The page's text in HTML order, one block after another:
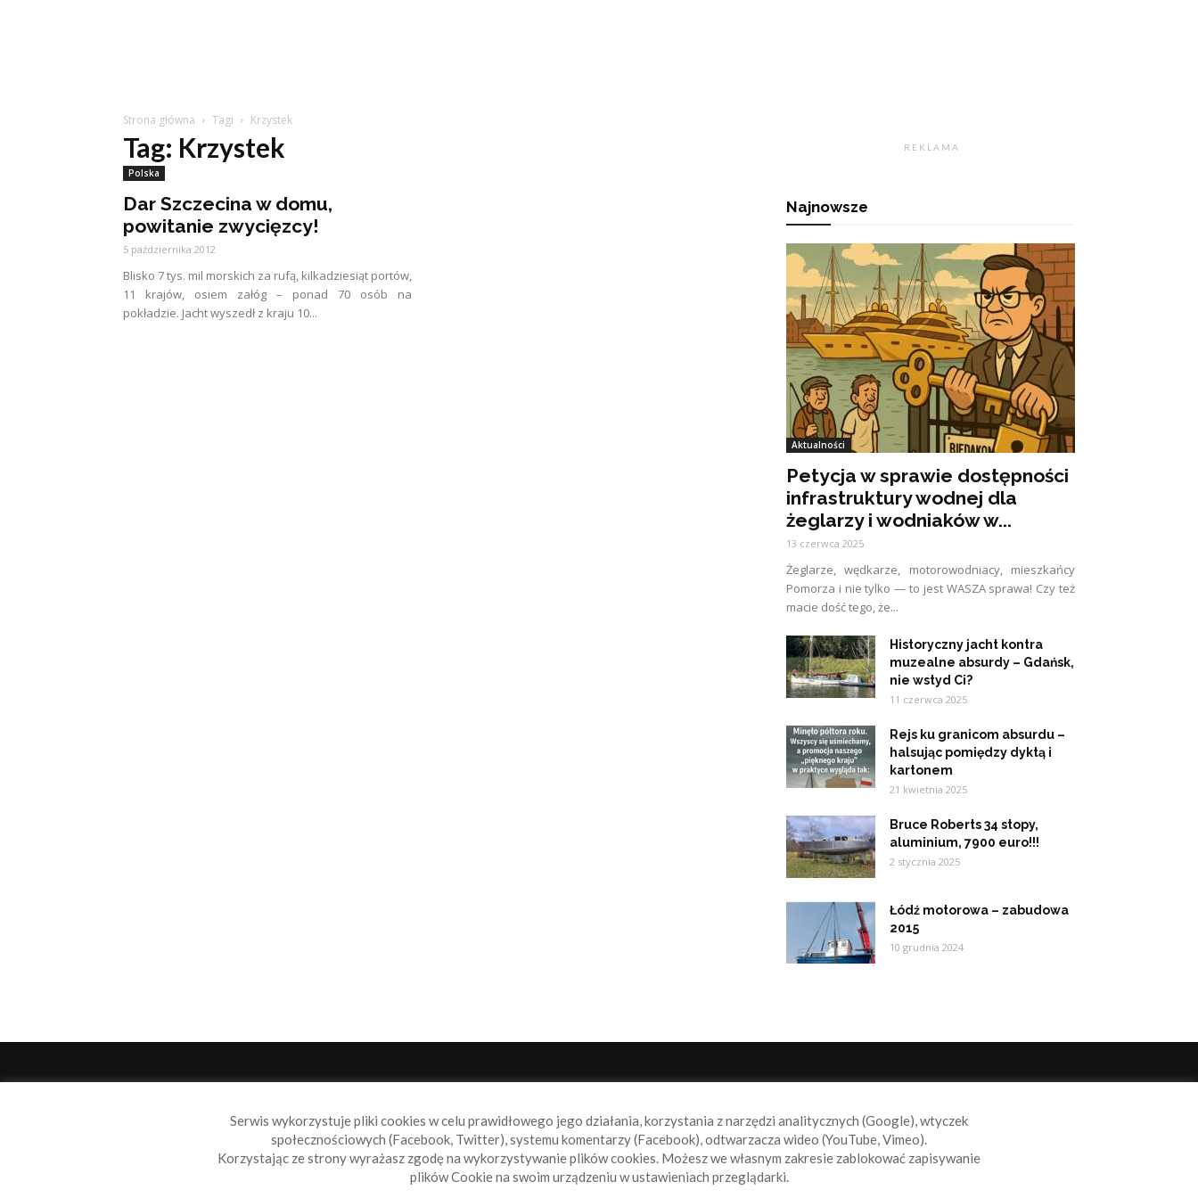
Strona główna Tagi Krzystek
Tag: Krzystek
Polska
Dar Szczecina w domu,
powitanie zwycięzcy!
5 października 2012
Blisko 7 tys. mil morskich za rufą, kilkadziesiąt portów,
11 krajów, osiem załóg – ponad 70 osób na
pokładzie. Jacht wyszedł z kraju 10...
R E K L A M A
Najnowsze
Aktualności
Petycja w sprawie dostępności
infrastruktury wodnej dla
żeglarzy i wodniaków w...
13 czerwca 2025
Żeglarze, wędkarze, motorowodniacy, mieszkańcy
Pomorza i nie tylko — to jest WASZA sprawa! Czy też
macie dość tego, że...
Historyczny jacht kontra
muzealne absurdy – Gdańsk,
nie wstyd Ci?
11 czerwca 2025
Rejs ku granicom absurdu –
halsując pomiędzy dyktą i
kartonem
21 kwietnia 2025
Bruce Roberts 34 stopy,
aluminium, 7900 euro!!!
2 stycznia 2025
Łódź motorowa – zabudowa
2015
10 grudnia 2024
Sailbook.pl to miejsce dla wszystkich, którzy szukają aktualnych
wiadomości ze świata żeglarstwa, świata motorowodniactwa i
nie tylko.
Serwis wykorzystuje pliki cookies w celu prawidłowego jego działania, korzystania z narzędzi analitycznych (Google), wtyczek
społecznościowych (Facebook, Twitter), systemu komentarzy (Facebook), odtwarzacza wideo (YouTube, Vimeo).
Korzystając ze strony wyrażasz zgodę na wykorzystywanie plików cookies. Możesz we własnym zakresie zablokować zapisywanie
plików Cookie na swoim urządzeniu w ustawieniach przeglądarki.